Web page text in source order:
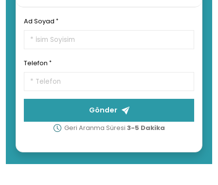
Ad Soyad
Telefon
Gönder
Geri Aranma Süresi 3-5 Dakika